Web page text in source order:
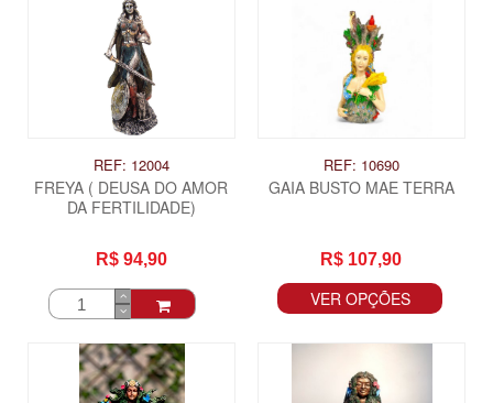
REF: 12004
FREYA ( DEUSA DO AMOR
DA FERTILIDADE)
R$ 94,90
REF: 10690
GAIA BUSTO MAE TERRA
R$ 107,90
VER OPÇÕES